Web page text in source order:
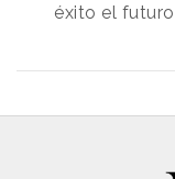
éxito el